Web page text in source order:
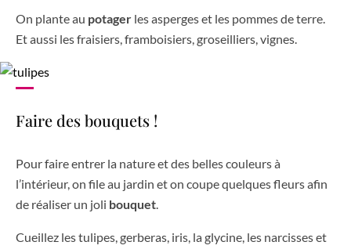
On plante au potager les asperges et les pommes de terre.
Et aussi les fraisiers, framboisiers, groseilliers, vignes.
Faire des bouquets !
Pour faire entrer la nature et des belles couleurs à
l’intérieur, on file au jardin et on coupe quelques fleurs afin
de réaliser un joli bouquet.
Cueillez les tulipes, gerberas, iris, la glycine, les narcisses et